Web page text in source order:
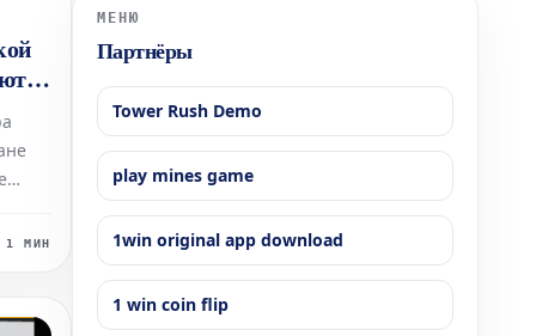
1 МИН
годовым доходом до 200 000 долларов США будут
иметь пра
МЕНЮ
Партнёры
Tower Rush Demo
play mines game
1win original app download
1 win coin flip